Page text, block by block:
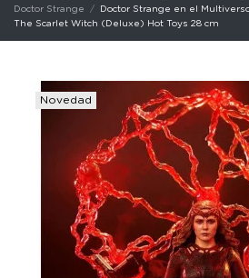
Doctor Strange
Doctor Strange en el
The Scarlet Witch (Deluxe) Hot Toys 28 cm
Novedad